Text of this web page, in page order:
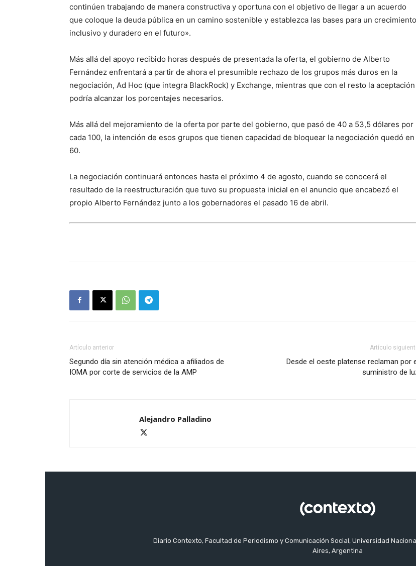
continúen trabajando de manera constructiva y oportuna con el objetivo de llegar a un acuerdo
que coloque la deuda pública en un camino sostenible y establezca las bases para un crecimiento
inclusivo y duradero en el futuro».
Más allá del apoyo recibido horas después de presentada la oferta, el gobierno de Alberto
Fernández enfrentará a partir de ahora el presumible rechazo de los grupos más duros en la
negociación, Ad Hoc (que integra BlackRock) y Exchange, mientras que con el resto la aceptación
podría alcanzar los porcentajes necesarios.
Más allá del mejoramiento de la oferta por parte del gobierno, que pasó de 40 a 53,5 dólares por
cada 100, la intención de esos grupos que tienen capacidad de bloquear la negociación quedó en
60.
La negociación continuará entonces hasta el próximo 4 de agosto, cuando se conocerá el
resultado de la reestructuración que tuvo su propuesta inicial en el anuncio que encabezó el
propio Alberto Fernández junto a los gobernadores el pasado 16 de abril.
Artículo anterior
Segundo día sin atención médica a afiliados de
IOMA por corte de servicios de la AMP
Artículo
Desde el oeste platense reclaman por
suministro de
Alejandro Palladino
Diario Contexto, Facultad de Periodismo y Comunicación Social, Universidad
Aires, Argentina